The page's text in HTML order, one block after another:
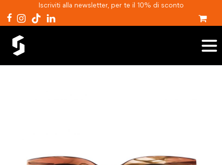
Iscriviti alla newsletter, per te il 10% di sconto